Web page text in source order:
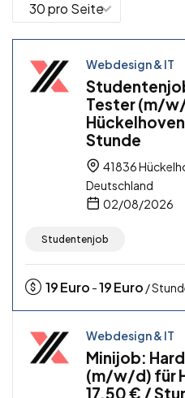
Webdesign & IT
Tester (m/
Stunde
41836
Deutschland
02/08/2026
Studentenjob
19Euro -19Euro /
Webdesign & IT
Minijob:
(m/w/d) für
17,50 € /